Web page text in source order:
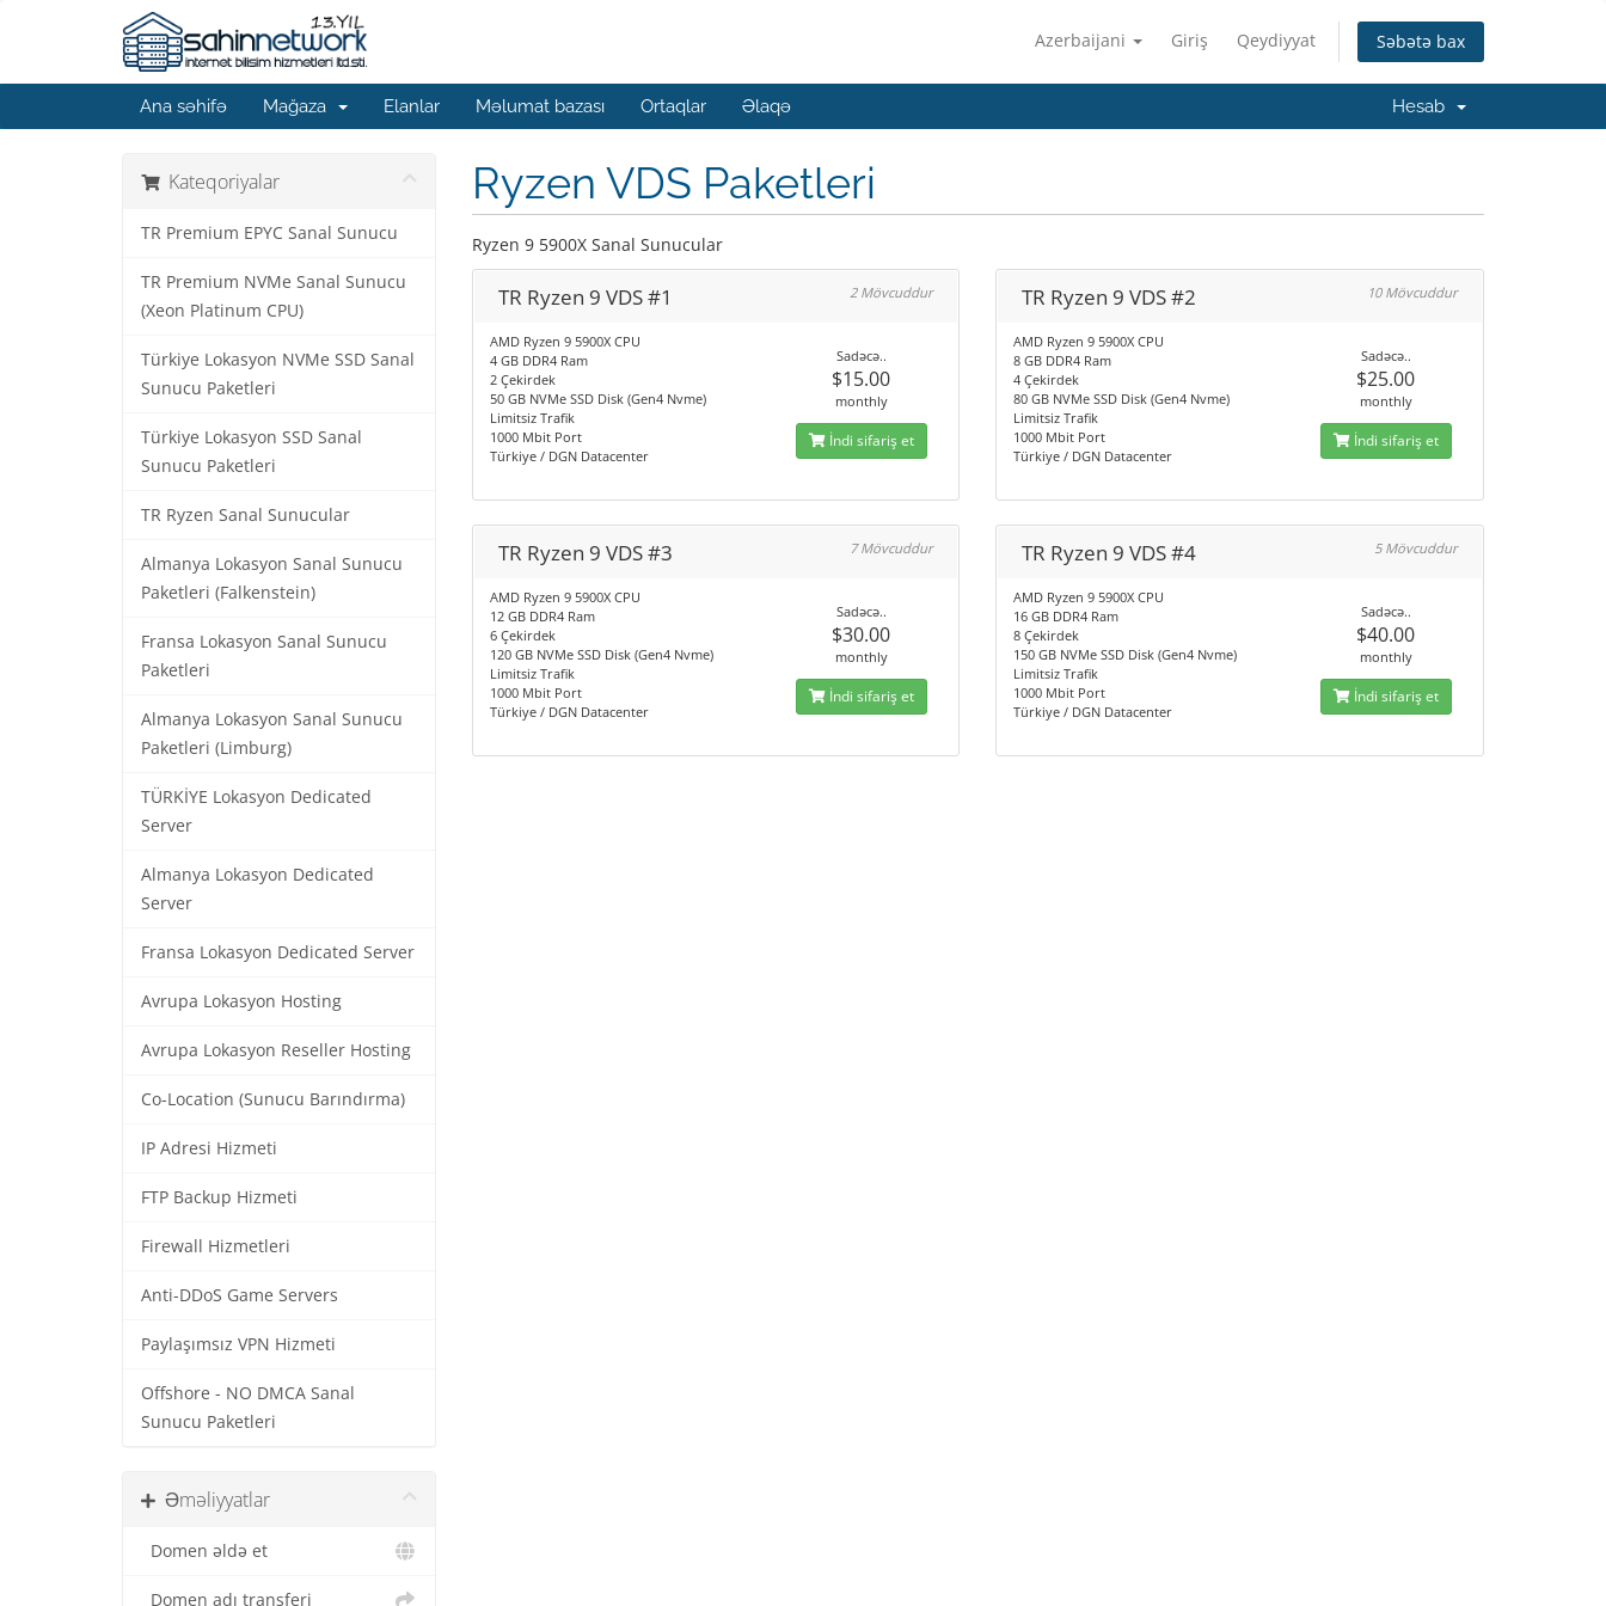
Azerbaijani Giriş Qeydiyyat Səbətə bax
Ana səhifə Mağaza Elanlar Məlumat bazası Ortaqlar Əlaqə Hesab
Kateqoriyalar
TR Premium EPYC Sanal Sunucu
TR Premium NVMe Sanal Sunucu
(Xeon Platinum CPU)
Türkiye Lokasyon NVMe SSD Sanal
Sunucu Paketleri
Türkiye Lokasyon SSD Sanal
Sunucu Paketleri
TR Ryzen Sanal Sunucular
Almanya Lokasyon Sanal Sunucu
Paketleri (Falkenstein)
Fransa Lokasyon Sanal Sunucu
Paketleri
Almanya Lokasyon Sanal Sunucu
Paketleri (Limburg)
TÜRKİYE Lokasyon Dedicated
Server
Almanya Lokasyon Dedicated
Server
Fransa Lokasyon Dedicated Server
Avrupa Lokasyon Hosting
Avrupa Lokasyon Reseller Hosting
Co-Location (Sunucu Barındırma)
IP Adresi Hizmeti
FTP Backup Hizmeti
Firewall Hizmetleri
Anti-DDoS Game Servers
Paylaşımsız VPN Hizmeti
Offshore - NO DMCA Sanal
Sunucu Paketleri
Əməliyyatlar
Domen əldə et
Domen adı transferi
Ryzen VDS Paketleri
Ryzen 9 5900X Sanal Sunucular
TR Ryzen 9 VDS #1 2 Mövcuddur
AMD Ryzen 9 5900X CPU
4 GB DDR4 Ram
2 Çekirdek
50 GB NVMe SSD Disk (Gen4 Nvme)
Limitsiz Trafik
1000 Mbit Port
Türkiye / DGN Datacenter
Sadəcə..
$15.00
monthly
İndi sifariş et
TR Ryzen 9 VDS #2 10 Mövcuddur
AMD Ryzen 9 5900X CPU
8 GB DDR4 Ram
4 Çekirdek
80 GB NVMe SSD Disk (Gen4 Nvme)
Limitsiz Trafik
1000 Mbit Port
Türkiye / DGN Datacenter
Sadəcə..
$25.00
monthly
İndi sifariş et
TR Ryzen 9 VDS #3 7 Mövcuddur
AMD Ryzen 9 5900X CPU
12 GB DDR4 Ram
6 Çekirdek
120 GB NVMe SSD Disk (Gen4 Nvme)
Limitsiz Trafik
1000 Mbit Port
Türkiye / DGN Datacenter
Sadəcə..
$30.00
monthly
İndi sifariş et
TR Ryzen 9 VDS #4 5 Mövcuddur
AMD Ryzen 9 5900X CPU
16 GB DDR4 Ram
8 Çekirdek
150 GB NVMe SSD Disk (Gen4 Nvme)
Limitsiz Trafik
1000 Mbit Port
Türkiye / DGN Datacenter
Sadəcə..
$40.00
monthly
İndi sifariş et